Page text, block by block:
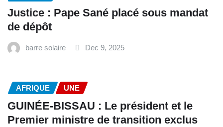
Justice : Pape Sané placé sous mandat
de dépôt
barre solaire Dec 9, 2025
AFRIQUE UNE
GUINÉE-BISSAU : Le président et le
Premier ministre de transition exclus